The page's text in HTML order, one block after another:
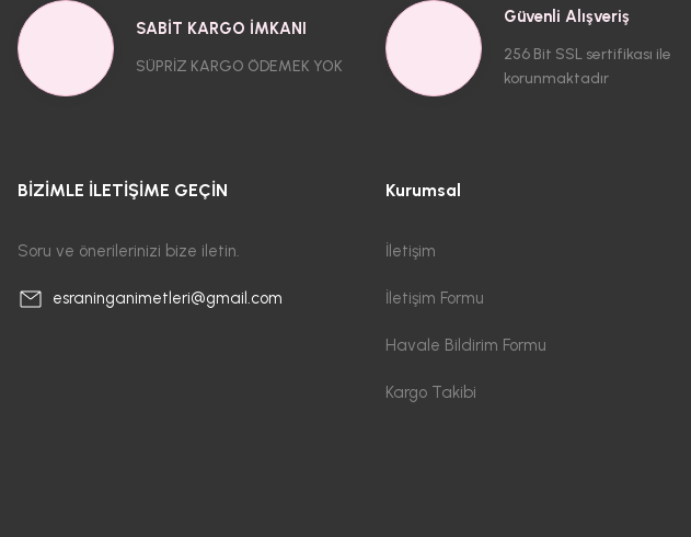
SABİT KARGO İMKANI
SÜPRİZ KARGO ÖDEMEK YOK
Güvenli Alışveriş
256 Bit SSL sertifikası ile
korunmaktadır
BİZİMLE İLETİŞİME GEÇİN
Soru ve önerilerinizi bize iletin.
esraninganimetleri@gmail.com
Kurumsal
İletişim
İletişim Formu
Havale Bildirim Formu
Kargo Takibi